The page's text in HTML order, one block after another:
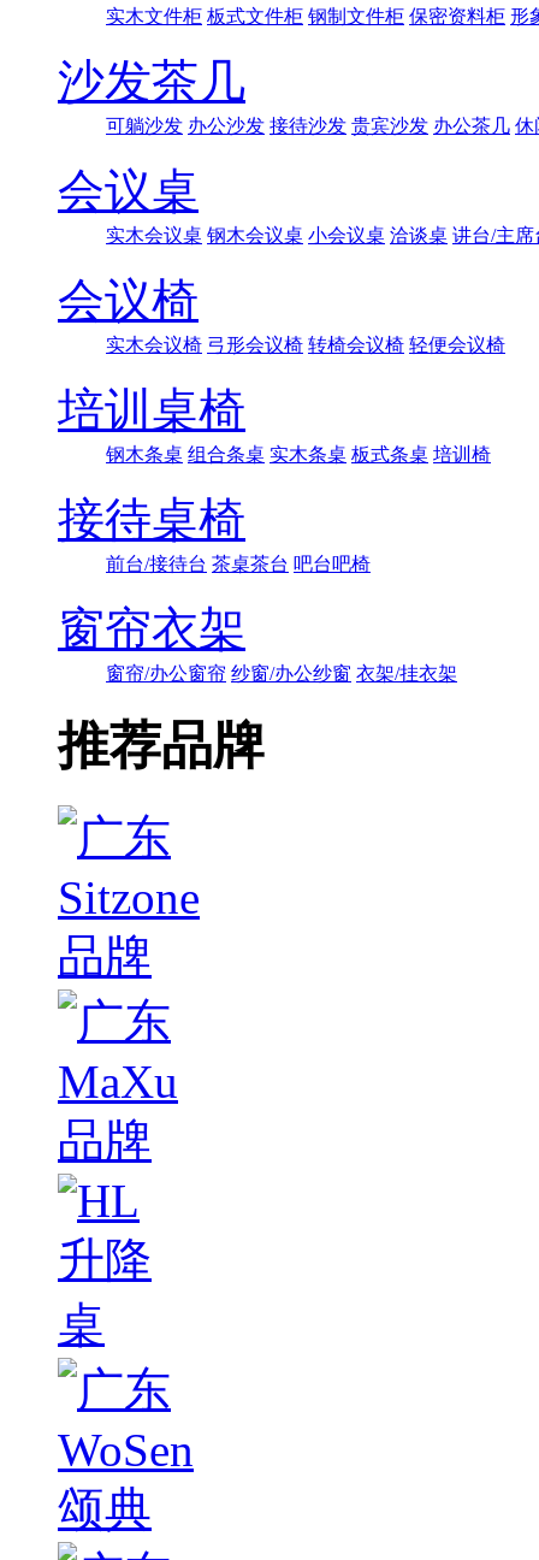
实木文件柜 板式文件柜 钢制文件柜 保密资料柜 形
沙发茶几
可躺沙发 办公沙发 接待沙发 贵宾沙发 办公茶几 休
会议桌
实木会议桌 钢木会议桌 小会议桌 洽谈桌 讲台/主席
会议椅
实木会议椅 弓形会议椅 转椅会议椅 轻便会议椅
培训桌椅
钢木条桌 组合条桌 实木条桌 板式条桌 培训椅
接待桌椅
前台/接待台 茶桌茶台 吧台吧椅
窗帘衣架
窗帘/办公窗帘 纱窗/办公纱窗 衣架/挂衣架
推荐品牌